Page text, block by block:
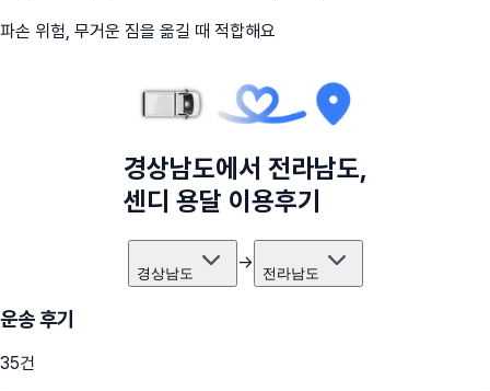
파손 위험, 무거운 짐을 옮길 때 적합해요
경상남도에서 전라남도,
센디 용달 이용후기
경상남도 → 전라남도
운송 후기
35건